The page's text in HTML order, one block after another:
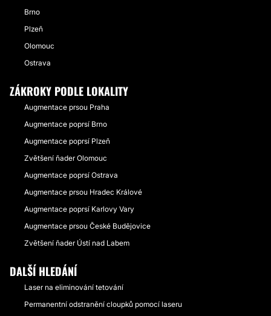
Brno
Plzeň
Olomouc
Ostrava
ZÁKROKY PODLE LOKALITY
Augmentace prsou Praha
Augmentace poprsí Brno
Augmentace poprsí Plzeň
Zvětšení ňader Olomouc
Augmentace poprsí Ostrava
Augmentace prsou Hradec Králové
Augmentace poprsí Karlovy Vary
Augmentace prsou České Budějovice
Zvětšení ňader Ústí nad Labem
DALŠÍ HLEDÁNÍ
Laser na eliminování tetování
Permanentní odstranění cloupků pomocí laseru